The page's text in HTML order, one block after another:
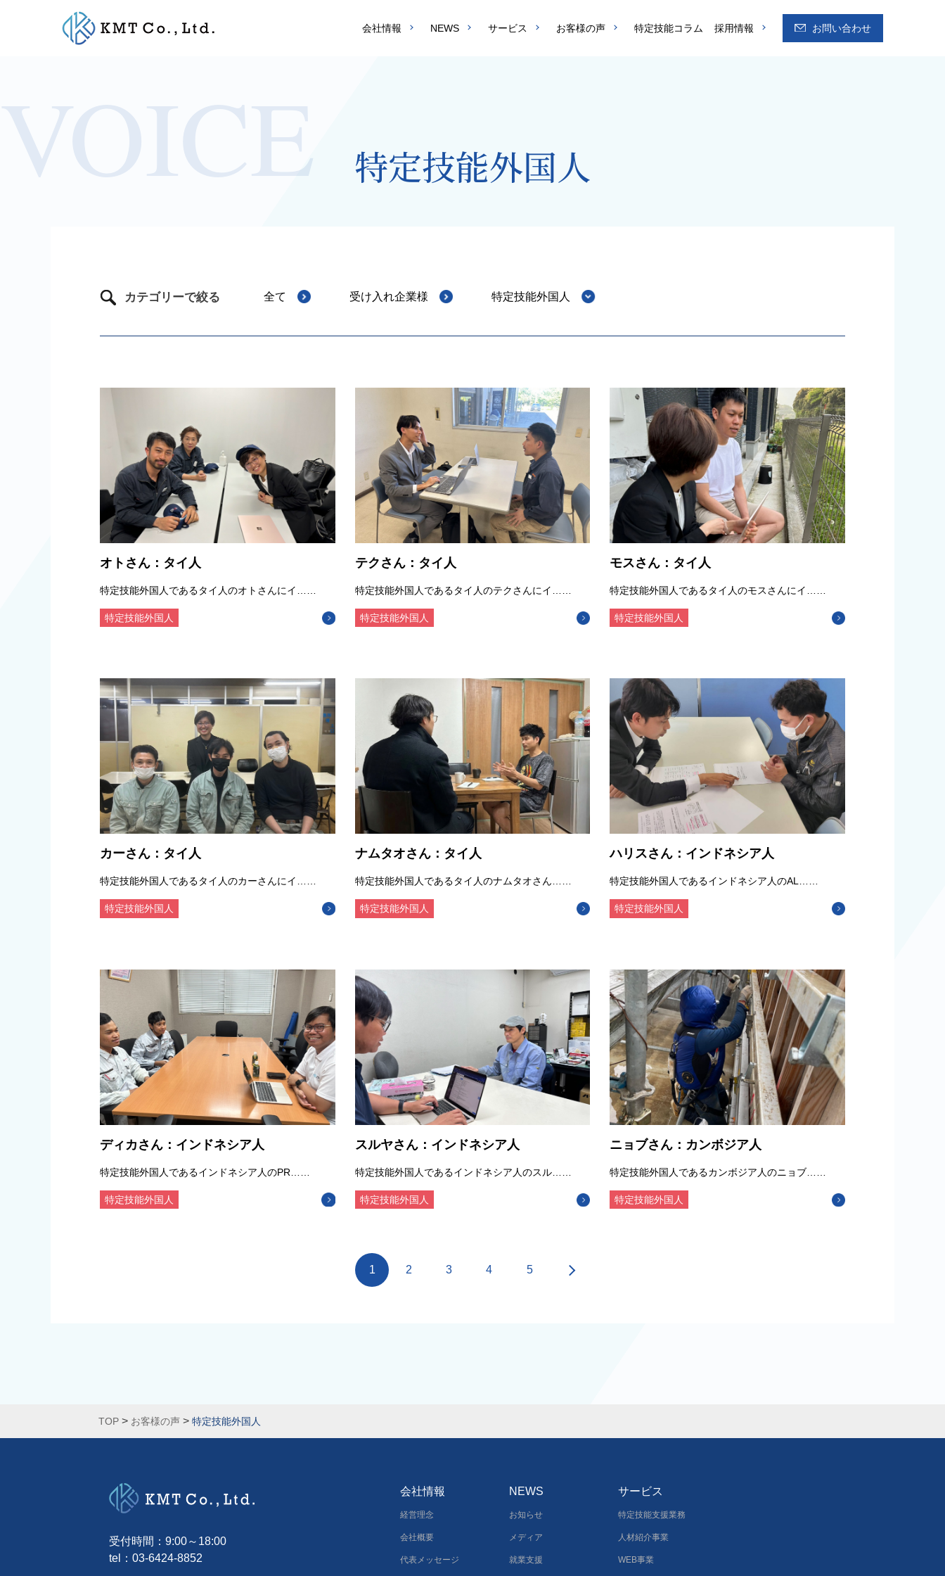
会社情報 NEWS サービス お客様の声 特定技能コラム 採用情報 お問い合わせ
特定技能外国人
カテゴリーで絞る 全て 受け入れ企業様 特定技能外国人
オトさん：タイ人
特定技能外国人であるタイ人のオトさんにイ……
特定技能外国人
テクさん：タイ人
特定技能外国人であるタイ人のテクさんにイ……
特定技能外国人
モスさん：タイ人
特定技能外国人であるタイ人のモスさんにイ……
特定技能外国人
カーさん：タイ人
特定技能外国人であるタイ人のカーさんにイ……
特定技能外国人
ナムタオさん：タイ人
特定技能外国人であるタイ人のナムタオさん……
特定技能外国人
ハリスさん：インドネシア人
特定技能外国人であるインドネシア人のAL……
特定技能外国人
ディカさん：インドネシア人
特定技能外国人であるインドネシア人のPR……
特定技能外国人
スルヤさん：インドネシア人
特定技能外国人であるインドネシア人のスル……
特定技能外国人
ニョブさん：カンボジア人
特定技能外国人であるカンボジア人のニョブ……
特定技能外国人
1 2 3 4 5
TOP > お客様の声 > 特定技能外国人
受付時間：9:00～18:00
tel： 03-6424-8852
会社情報
経営理念
会社概要
代表メッセージ
NEWS
お知らせ
メディア
就業支援
サービス
特定技能支援業務
人材紹介事業
WEB事業